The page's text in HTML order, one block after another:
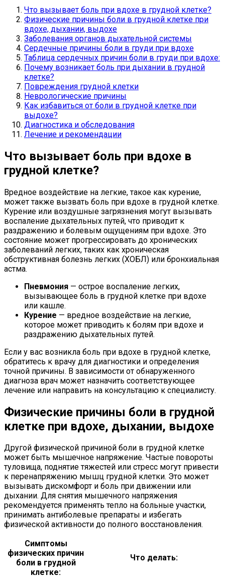
Что вызывает боль при вдохе в грудной клетке?
Физические причины боли в грудной клетке при
вдохе, дыхании, выдохе
Заболевания органов дыхательной системы
Сердечные причины боли в груди при вдохе
Таблица сердечных причин боли в груди при вдохе:
Почему возникает боль при дыхании в грудной
клетке?
Повреждения грудной клетки
Неврологические причины
Как избавиться от боли в грудной клетке при
выдохе?
Диагностика и обследования
Лечение и рекомендации
Что вызывает боль при вдохе в
грудной клетке?
Вредное воздействие на легкие, такое как курение,
может также вызвать боль при вдохе в грудной клетке.
Курение или воздушные загрязнения могут вызывать
воспаление дыхательных путей, что приводит к
раздражению и болевым ощущениям при вдохе. Это
состояние может прогрессировать до хронических
заболеваний легких, таких как хроническая
обструктивная болезнь легких (ХОБЛ) или бронхиальная
астма.
Пневмония — острое воспаление легких,
вызывающее боль в грудной клетке при вдохе
или кашле.
Курение — вредное воздействие на легкие,
которое может приводить к болям при вдохе и
раздражению дыхательных путей.
Если у вас возникла боль при вдохе в грудной клетке,
обратитесь к врачу для диагностики и определения
точной причины. В зависимости от обнаруженного
диагноза врач может назначить соответствующее
лечение или направить на консультацию к специалисту.
Физические причины боли в грудной
клетке при вдохе, дыхании, выдохе
Другой физической причиной боли в грудной клетке
может быть мышечное напряжение. Частые повороты
туловища, поднятие тяжестей или стресс могут привести
к перенапряжению мышц грудной клетки. Это может
вызывать дискомфорт и боль при движении или
дыхании. Для снятия мышечного напряжения
рекомендуется применять тепло на больные участки,
принимать антиболевые препараты и избегать
физической активности до полного восстановления.
Симптомы
физических причин
боли в грудной
клетке:
Что делать: